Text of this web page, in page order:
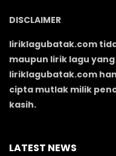
DISCLAIMER
liriklagubatak.com
maupun lirik lagu
liriklagubatak.com
cipta mutlak milik
kasih.
LATEST NEWS